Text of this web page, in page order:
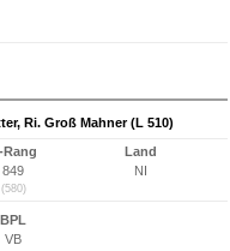
Ri. Groß Mahner (L 510)
Rang
849
(580)
Land
NI
BPL
VB